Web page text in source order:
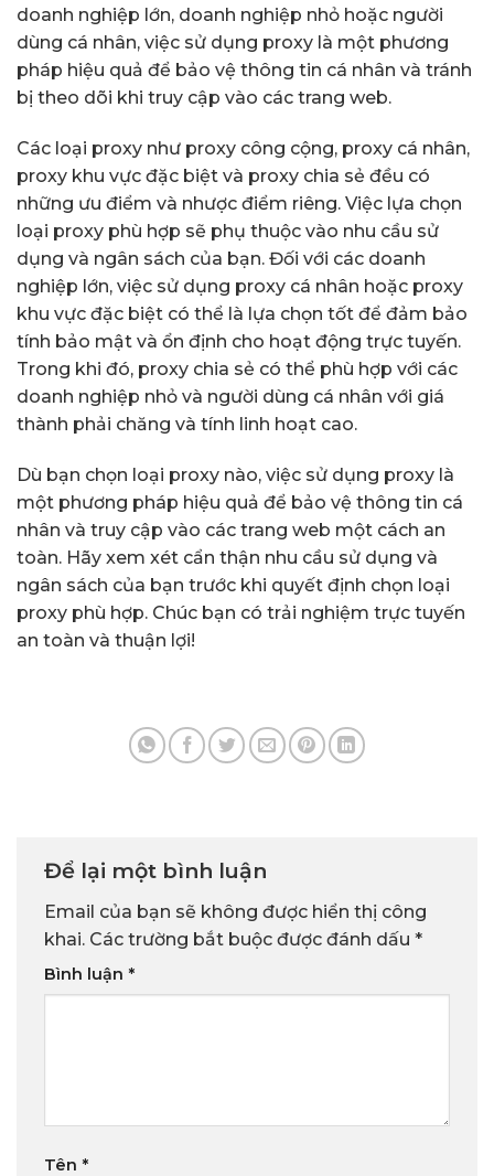
doanh nghiệp lớn, doanh nghiệp nhỏ hoặc người
dùng cá nhân, việc sử dụng proxy là một phương
pháp hiệu quả để bảo vệ thông tin cá nhân và tránh
bị theo dõi khi truy cập vào các trang web.
Các loại proxy như proxy công cộng, proxy cá nhân,
proxy khu vực đặc biệt và proxy chia sẻ đều có
những ưu điểm và nhược điểm riêng. Việc lựa chọn
loại proxy phù hợp sẽ phụ thuộc vào nhu cầu sử
dụng và ngân sách của bạn. Đối với các doanh
nghiệp lớn, việc sử dụng proxy cá nhân hoặc proxy
khu vực đặc biệt có thể là lựa chọn tốt để đảm bảo
tính bảo mật và ổn định cho hoạt động trực tuyến.
Trong khi đó, proxy chia sẻ có thể phù hợp với các
doanh nghiệp nhỏ và người dùng cá nhân với giá
thành phải chăng và tính linh hoạt cao.
Dù bạn chọn loại proxy nào, việc sử dụng proxy là
một phương pháp hiệu quả để bảo vệ thông tin cá
nhân và truy cập vào các trang web một cách an
toàn. Hãy xem xét cẩn thận nhu cầu sử dụng và
ngân sách của bạn trước khi quyết định chọn loại
proxy phù hợp. Chúc bạn có trải nghiệm trực tuyến
an toàn và thuận lợi!
Để lại một bình luận
Email của bạn sẽ không được hiển thị công
khai. Các trường bắt buộc được đánh dấu *
Bình luận *
Tên *